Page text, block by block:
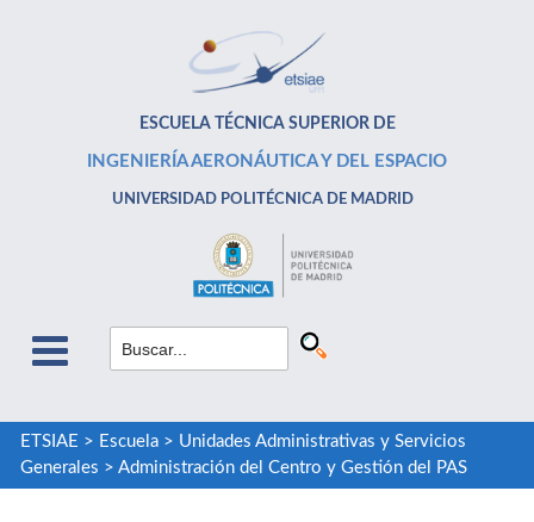
ESCUELA TÉCNICA SUPERIOR DE
INGENIERÍA AERONÁUTICA Y DEL ESPACIO
UNIVERSIDAD POLITÉCNICA DE MADRID
ETSIAE > Escuela> Unidades Administrativas y Servicios
Generales > Administración del Centro y Gestión del PAS